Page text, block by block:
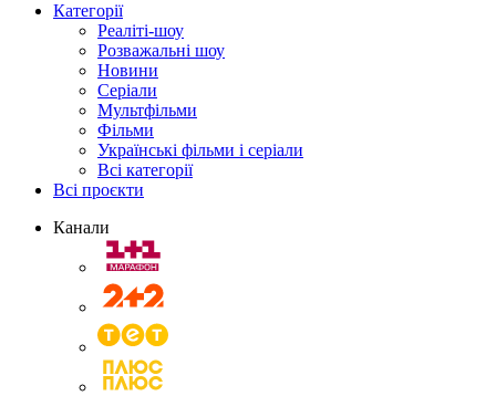
Категорії
Реаліті-шоу
Розважальні шоу
Новини
Серіали
Мультфільми
Фільми
Українські фільми і серіали
Всі категорії
Всі проєкти
Канали